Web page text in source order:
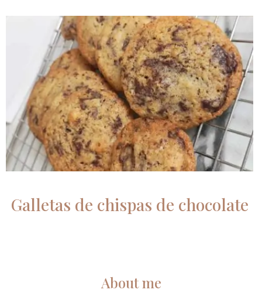
Galletas de chispas de chocolate
About me